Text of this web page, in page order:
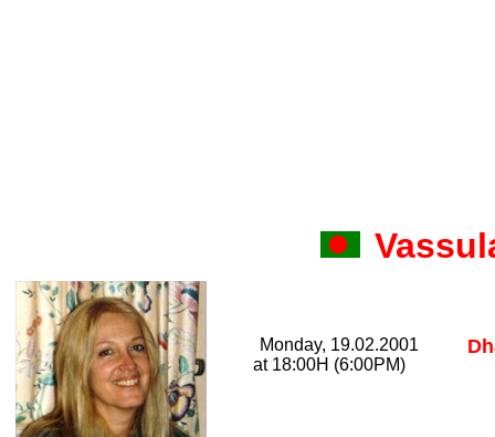
Monday, 19.02.2001
at 18:00H (6:00PM)